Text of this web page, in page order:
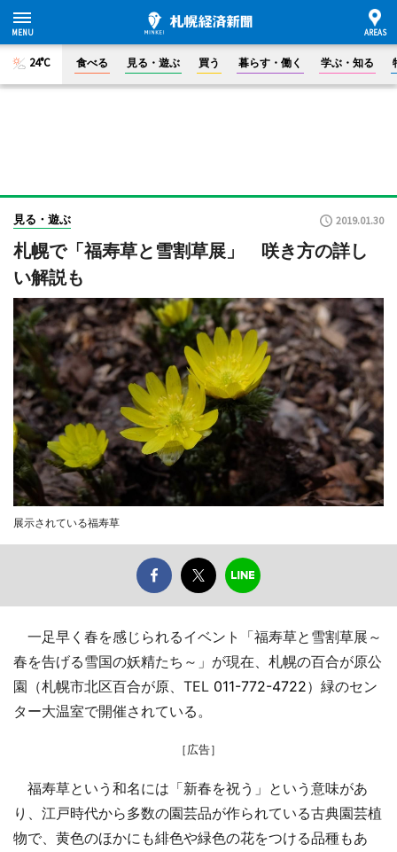
24°C 食べる 見る・遊ぶ 買う 暮らす・働く 学ぶ・知る
見る・遊ぶ 2019.01.30
札幌で「福寿草と雪割草展」 咲き方の詳し
い解説も
展示されている福寿草
一足早く春を感じられるイベント「福寿草と雪割草展～
春を告げる雪国の妖精たち～」が現在、札幌の百合が原公
園（札幌市北区百合が原、TEL 011-772-4722）緑のセン
ター大温室で開催されている。
［広告］
福寿草という和名には「新春を祝う」という意味があ
り、江戸時代から多数の園芸品が作られている古典園芸植
物で、黄色のほかにも緋色や緑色の花をつける品種もあ